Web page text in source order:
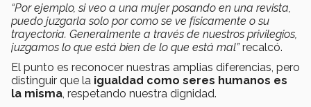
“Por ejemplo, si veo a una mujer posando en una revista,
puedo juzgarla solo por como se ve físicamente o su
trayectoria. Generalmente a través de nuestros privilegios,
juzgamos lo que está bien de lo que está mal”recalcó.
El punto es reconocer nuestras amplias diferencias, pero
distinguir que la igualdad como seres humanos es
la misma , respetando nuestra dignidad.